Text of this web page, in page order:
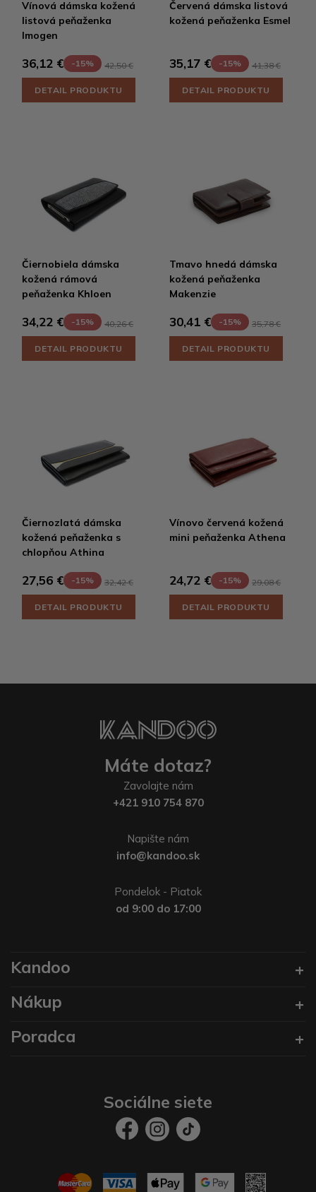
Vínová dámska kožená
listová peňaženka
Imogen
36,12 € -15% 42,50 €
DETAIL PRODUKTU
Červená dámska listová
kožená peňaženka Esmel
35,17 € -15% 41,38 €
DETAIL PRODUKTU
Čiernobiela dámska
kožená rámová
peňaženka Khloen
34,22 € -15% 40,26 €
DETAIL PRODUKTU
Tmavo hnedá dámska
kožená peňaženka
Makenzie
30,41 € -15% 35,78 €
DETAIL PRODUKTU
Čiernozlatá dámska
kožená peňaženka s
chlopňou Athina
27,56 € -15% 32,42 €
DETAIL PRODUKTU
Vínovo červená kožená
mini peňaženka Athena
24,72 € -15% 29,08 €
DETAIL PRODUKTU
Máte dotaz?
Zavolajte nám
+421 910 754 870
Napište nám
info@kandoo.sk
Pondelok - Piatok
od 9:00 do 17:00
Kandoo
Nákup
Poradca
Sociálne siete